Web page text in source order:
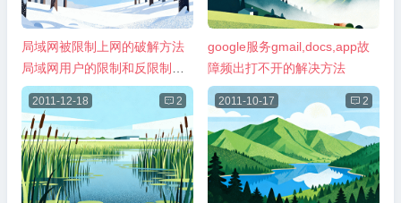
局域网被限制上网的破解方法
局域网用户的限制和反限制技
巧
google服务gmail,docs,app故
障频出打不开的解决方法
2011-12-18  2 2011-10-17  2